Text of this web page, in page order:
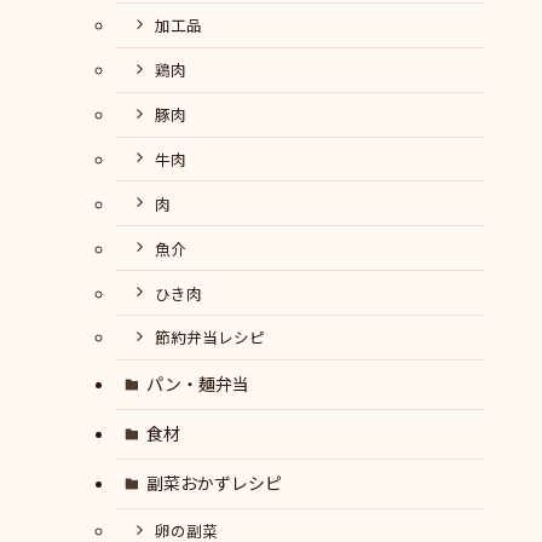
加工品
鶏肉
豚肉
牛肉
肉
魚介
ひき肉
節約弁当レシピ
パン・麺弁当
食材
副菜おかずレシピ
卵の副菜